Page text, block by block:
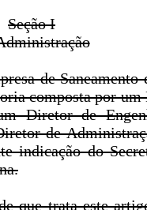
Seção I
de Saneamento
composta por
Diretor de
de
indicação do
que trata este